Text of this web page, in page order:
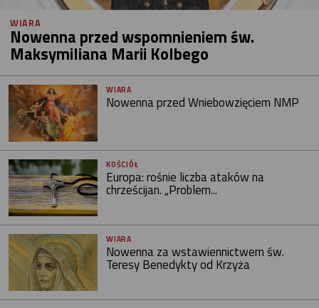
WIARA
Nowenna przed wspomnieniem św.
Maksymiliana Marii Kolbego
WIARA
Nowenna przed Wniebowzięciem NMP
KOŚCIÓŁ
Europa: rośnie liczba ataków na
chrześcijan. „Problem...
WIARA
Nowenna za wstawiennictwem św.
Teresy Benedykty od Krzyża